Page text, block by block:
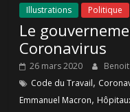
Illustrations Politique
Le
Coronavirus
26 mars 2020
Code du Travail,
Emmanuel Macron,